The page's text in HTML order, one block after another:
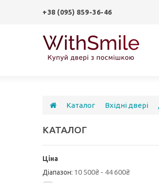
+38 (095) 859-36-46
Каталог Вхідні двері
КАТАЛОГ
Ціна
Діапазон: 10 500₴ - 44 600₴